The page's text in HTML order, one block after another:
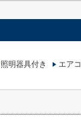
照明器具付き エア